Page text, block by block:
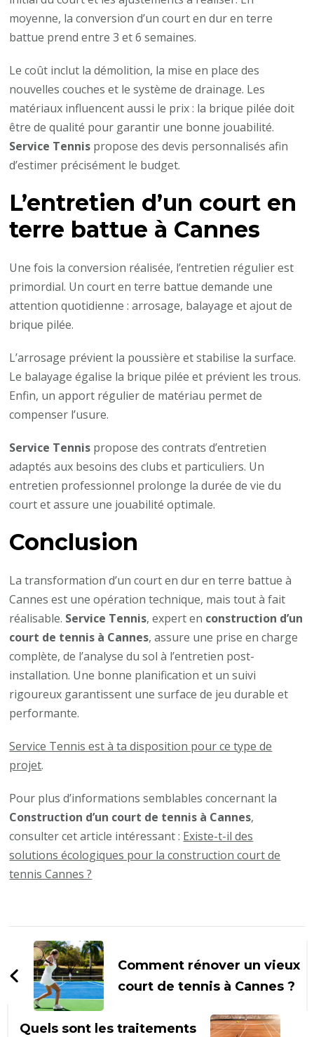
moyenne, la conversion d’un court en dur en terre
battue prend entre 3 et 6 semaines.
Le coût inclut la démolition, la mise en place des
nouvelles couches et le système de drainage. Les
matériaux influencent aussi le prix : la brique pilée doit
être de qualité pour garantir une bonne jouabilité.
Service Tennis propose des devis personnalisés afin
d’estimer précisément le budget.
L’entretien d’un court en
terre battue à Cannes
Une fois la conversion réalisée, l’entretien régulier est
primordial. Un court en terre battue demande une
attention quotidienne : arrosage, balayage et ajout de
brique pilée.
L’arrosage prévient la poussière et stabilise la surface.
Le balayage égalise la brique pilée et prévient les trous.
Enfin, un apport régulier de matériau permet de
compenser l’usure.
Service Tennis propose des contrats d’entretien
adaptés aux besoins des clubs et particuliers. Un
entretien professionnel prolonge la durée de vie du
court et assure une jouabilité optimale.
Conclusion
La transformation d’un court en dur en terre battue à
Cannes est une opération technique, mais tout à fait
réalisable. Service Tennis, expert en construction d’un
court de tennis à Cannes, assure une prise en charge
complète, de l’analyse du sol à l’entretien post-
installation. Une bonne planification et un suivi
rigoureux garantissent une surface de jeu durable et
performante.
Service Tennis est à ta disposition pour ce type de
projet.
Pour plus d’informations semblables concernant la
Construction d’un court de tennis à Cannes,
consulter cet article intéressant : Existe-t-il des
solutions écologiques pour la construction court de
tennis Cannes ?
Navigation
d'article
Comment rénover un vieux
court de tennis à Cannes ?
Quels sont les traitements